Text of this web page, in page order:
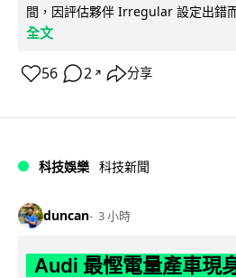
間，因評估夥伴 Irregular 設定出錯
全文
56 2 ↗ 分享
科技娛樂 科技新聞
duncan 3 小時
Audi 最慳電量產車